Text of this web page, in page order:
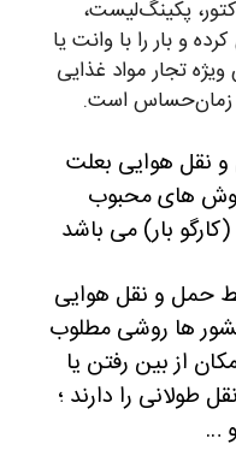
پکینگ‌لیست،
و بار را با وانت یا
تجار مواد غذایی
زمان‌حساس است.
نقل هوایی بعلت
روش های محبوب
بار) می باشد
حمل و نقل هوایی
ها روشی مطلوب
از بین رفتن یا
را دارند ؛
…